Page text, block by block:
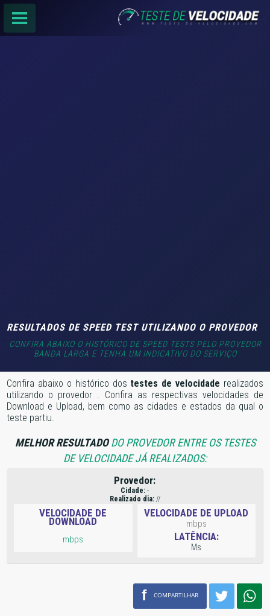
RESULTADOS DE SPEED TEST UTILIZANDO O PROVEDOR
CONFIRA ABAIXO O HISTÓRICO DE SPEED TESTS PELO PROVEDOR
BANDA LARGA E TENHA UM INDICATIVO DO SERVIÇO
Confira abaixo o histórico dos testes de velocidade realizados
utilizando o provedor . Confira as respectivas velocidades de
Download e Upload, bem como as cidades e estados da qual o
teste partiu.
MELHOR RESULTADODO PROVEDOR ENTRE OS TESTES
DE VELOCIDADE JÁ REALIZADOS:
Provedor:
Cidade: -
Realizado dia://
VELOCIDADE DE
DOWNLOAD
mbps
VELOCIDADE DE UPLOAD
mbps
LATÊNCIA:
Ms
f COMPARTILHAR